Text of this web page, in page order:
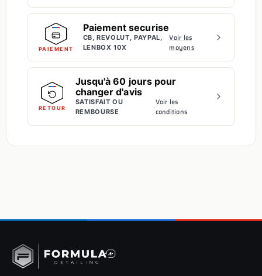
PAIEMENT
Paiement securise
CB, REVOLUT, PAYPAL,
LENBOX 10X
·Voir les
moyens
RETOUR
Jusqu'à 60 jours pour
changer d'avis
SATISFAIT OU
REMBOURSE
·Voir les
conditions